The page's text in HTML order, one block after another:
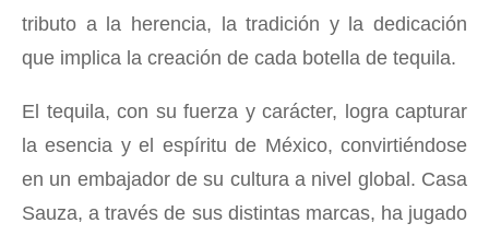
tributo a la herencia, la tradición y la dedicación
que implica la creación de cada botella de tequila.
El tequila, con su fuerza y carácter, logra capturar
la esencia y el espíritu de México, convirtiéndose
en un embajador de su cultura a nivel global. Casa
Sauza, a través de sus distintas marcas, ha jugado